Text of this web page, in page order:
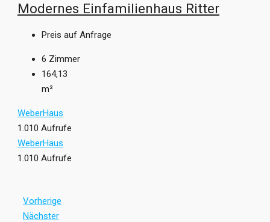
Modernes Einfamilienhaus Ritter
Preis auf Anfrage
6 Zimmer
164,13
m²
WeberHaus
1.010 Aufrufe
WeberHaus
1.010 Aufrufe
Vorherige
Nächster